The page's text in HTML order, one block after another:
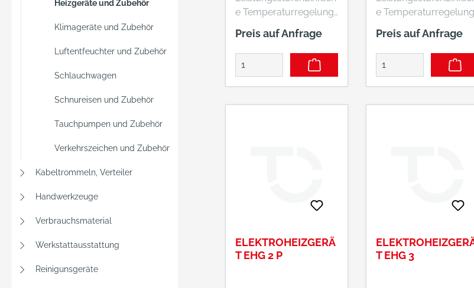
Heizgeräte und Zubehör
Klimageräte und Zubehör
Luftentfeuchter und Zubehör
Schlauchwagen
Schnureisen und Zubehör
Tauchpumpen und Zubehör
Verkehrszeichen und Zubehör
Kabeltrommeln, Verteiler
Handwerkzeuge
Verbrauchsmaterial
Werkstattausstattung
Reinigunsgeräte
e Temperaturregelung
stufenlos
einstellbarÜberhitzung
sschutzHochwertige,
langlebige Edelstahl-
Preis auf Anfrage
e Temperaturregelung
stufenlos
einstellbarÜberhitzung
sschutzHochwertige,
langlebige Edelstahl-
Preis auf Anfrage
ELEKTROHEIZGERÄ
T EHG 2 P
T EHG 3